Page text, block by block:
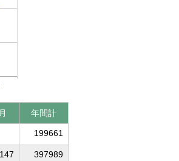
年間計
199661
397989